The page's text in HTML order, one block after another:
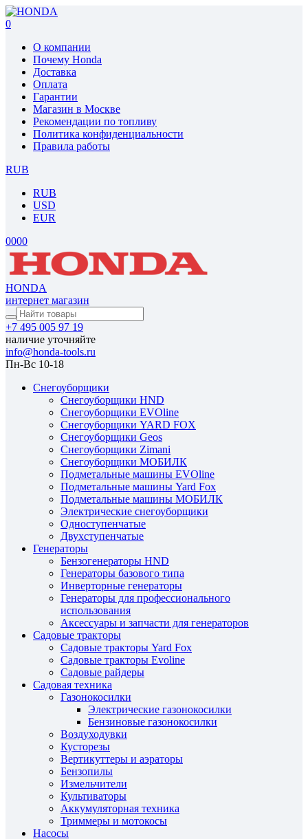
0
О компании
Почему Honda
Доставка
Оплата
Гарантии
Магазин в Москве
Рекомендации по топливу
Политика конфиденциальности
Правила работы
RUB
RUB
USD
EUR
0000
HONDA
интернет магазин
+7 495 005 97 19
наличие уточняйте
info@honda-tools.ru
Пн-Вс 10-18
Снегоуборщики
Снегоуборщики HND
Снегоуборщики EVOline
Снегоуборщики YARD FOX
Снегоуборщики Geos
Снегоуборщики Zimani
Снегоуборщики МОБИЛК
Подметальные машины EVOline
Подметальные машины Yard Fox
Подметальные машины МОБИЛК
Электрические снегоуборщики
Одноступенчатые
Двухступенчатые
Генераторы
Бензогенераторы HND
Генераторы базового типа
Инверторные генераторы
Генераторы для профессионального
использования
Аксессуары и запчасти для генераторов
Садовые тракторы
Садовые тракторы Yard Fox
Садовые тракторы Evoline
Садовые райдеры
Садовая техника
Газонокосилки
Электрические газонокосилки
Бензиновые газонокосилки
Воздуходувки
Кусторезы
Вертикуттеры и аэраторы
Бензопилы
Измельчители
Культиваторы
Аккумуляторная техника
Триммеры и мотокосы
Насосы